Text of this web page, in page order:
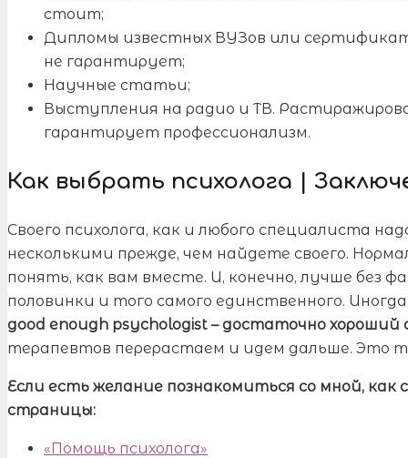
стоит;
Дипломы известных ВУЗов или
не гарантирует;
Научные статьи;
Выступления на радио и ТВ.
гарантирует профессионализм.
Как выбрать психолога |
Своего психолога, как и любого специалиста
несколькими прежде, чем найдете своего.
понять, как вам вместе. И, конечно, лучше без
половинки и того самого единственного.
good enough psychologist – достаточно хороший
терапевтов перерастаем и идем дальше. Это
Если есть желание познакомиться со мной, как
страницы:
«Помощь психолога»